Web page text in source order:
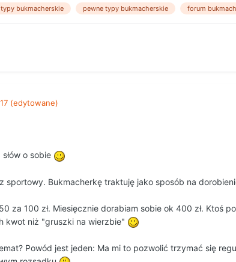
bukmacherskie pewne typy bukmacherskie forum
(edytowane)
o sobie
sportowy. Bukmacherkę traktuję jako sposób na
za 100 zł. Miesięcznie dorabiam sobie ok 400 zł. Ktoś
kwot niż "gruszki na wierzbie"
Powód jest jeden: Ma mi to pozwolić trzymać się